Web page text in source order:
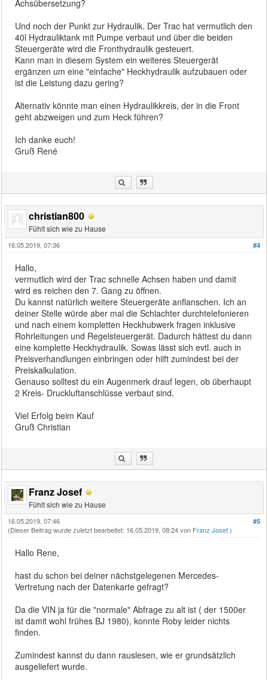
Achsübersetzung?
Und noch der Punkt zur Hydraulik. Der Trac hat vermutlich den
40l Hydrauliktank mit Pumpe verbaut und über die beiden
Steuergeräte wird die Fronthydraulik gesteuert.
Kann man in diesem System ein weiteres Steuergerät
ergänzen um eine "einfache" Heckhydraulik aufzubauen oder
ist die Leistung dazu gering?
Alternativ könnte man einen Hydraulikkreis, der in die Front
geht abzweigen und zum Heck führen?
Ich danke euch!
Gruß René
christian800
Fühlt sich wie zu Hause
#4
16.05.2019, 07:36
Hallo,
vermutlich wird der Trac schnelle Achsen haben und damit
wird es reichen den 7. Gang zu öffnen.
Du kannst natürlich weitere Steuergeräte anflanschen. Ich an
deiner Stelle würde aber mal die Schlachter durchtelefonieren
und nach einem kompletten Heckhubwerk fragen inklusive
Rohrleitungen und Regelsteuergerät. Dadurch hättest du dann
eine komplette Heckhydraulik. Sowas lässt sich evtl. auch in
Preisverhandlungen einbringen oder hilft zumindest bei der
Preiskalkulation.
Genauso solltest du ein Augenmerk drauf legen, ob überhaupt
2 Kreis- Druckluftanschlüsse verbaut sind.
Viel Erfolg beim Kauf
Gruß Christian
Franz Josef
Fühlt sich wie zu Hause
#5
16.05.2019, 07:46
(Dieser Beitrag wurde zuletzt bearbeitet: 16.05.2019, 08:24 von Franz Josef.)
Hallo Rene,
hast du schon bei deiner nächstgelegenen Mercedes-
Vertretung nach der Datenkarte gefragt?
Da die VIN ja für die "normale" Abfrage zu alt ist ( der 1500er
ist damit wohl frühes BJ 1980), konnte Roby leider nichts
finden.
Zumindest kannst du dann rauslesen, wie er grundsätzlich
ausgeliefert wurde.